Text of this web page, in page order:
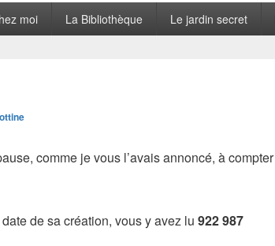
moi La Bibliothèque Le jardin secret
comme je vous l’avais annoncé, à compter
date de sa création, vous y avez lu 922 987